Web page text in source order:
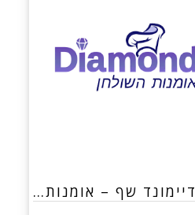
דיימונד שף – אומנות…